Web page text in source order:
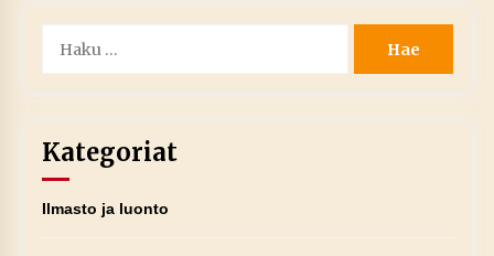
Kategoriat
Ilmasto ja luonto